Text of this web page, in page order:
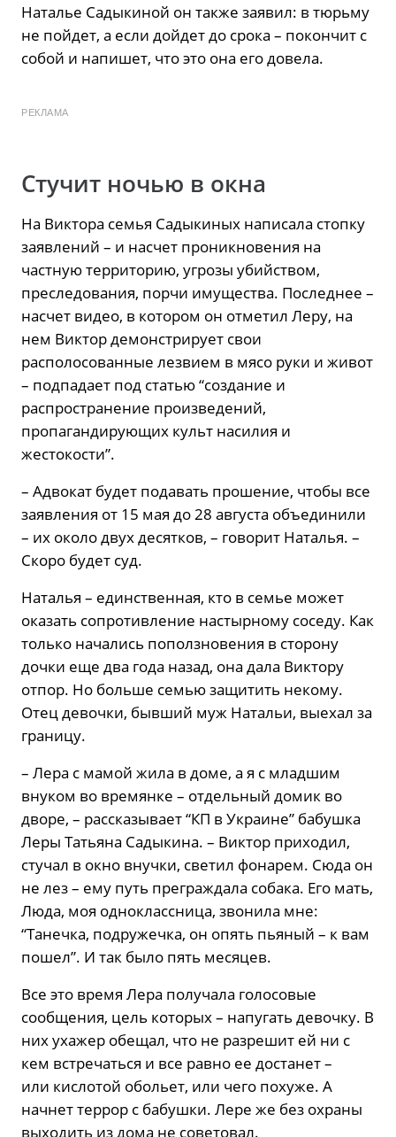
Наталье Садыкиной он также заявил: в тюрьму
не пойдет, а если дойдет до срока – покончит с
собой и напишет, что это она его довела.
РЕКЛАМА
Стучит ночью в окна
На Виктора семья Садыкиных написала стопку
заявлений – и насчет проникновения на
частную территорию, угрозы убийством,
преследования, порчи имущества. Последнее –
насчет видео, в котором он отметил Леру, на
нем Виктор демонстрирует свои
располосованные лезвием в мясо руки и живот
– подпадает под статью “создание и
распространение произведений,
пропагандирующих культ насилия и
жестокости”.
– Адвокат будет подавать прошение, чтобы все
заявления от 15 мая до 28 августа объединили
– их около двух десятков, – говорит Наталья. –
Скоро будет суд.
Наталья – единственная, кто в семье может
оказать сопротивление настырному соседу. Как
только начались поползновения в сторону
дочки еще два года назад, она дала Виктору
отпор. Но больше семью защитить некому.
Отец девочки, бывший муж Натальи, выехал за
границу.
– Лера с мамой жила в доме, а я с младшим
внуком во времянке – отдельный домик во
дворе, – рассказывает “КП в Украине” бабушка
Леры Татьяна Садыкина. – Виктор приходил,
стучал в окно внучки, светил фонарем. Сюда он
не лез – ему путь преграждала собака. Его мать,
Люда, моя одноклассница, звонила мне:
“Танечка, подружечка, он опять пьяный – к вам
пошел”. И так было пять месяцев.
Все это время Лера получала голосовые
сообщения, цель которых – напугать девочку. В
них ухажер обещал, что не разрешит ей ни с
кем встречаться и все равно ее достанет –
или кислотой обольет, или чего похуже. А
начнет террор с бабушки. Лере же без охраны
выходить из дома не советовал.